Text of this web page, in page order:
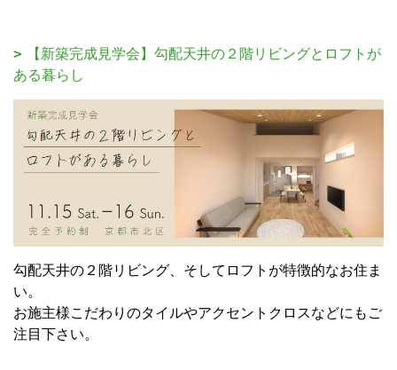
【新築完成見学会】勾配天井の２階リビングとロフトが
ある暮らし
勾配天井の２階リビング、そしてロフトが特徴的なお住ま
い。
お施主様こだわりのタイルやアクセントクロスなどにもご
注目下さい。